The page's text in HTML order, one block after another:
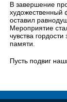
В завершение
художественный
оставил
Мероприятие
чувства
памяти.
Пусть подвиг